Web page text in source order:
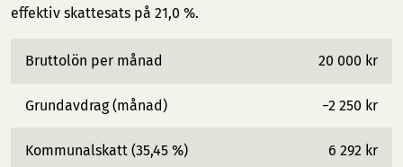
effektiv skattesats på 21,0 %.
Bruttolön per månad 20 000 kr
Grundavdrag (månad) −2 250 kr
Kommunalskatt (35,45 %) 6 292 kr